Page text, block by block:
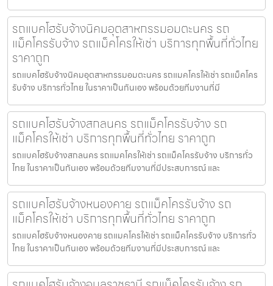
รถแบคโฮรับจ้างนิคมอุตสาหกรรมอมตะนคร รถ
แม็คโครรับจ้าง รถแม็คโครให้เช่า บริการทุกพื้นที่ทั่วไทย
ราคาถูก
รถแบคโฮรับจ้างนิคมอุตสาหกรรมอมตะนคร รถแมคโครให้เช่า รถแม็คโคร
รับจ้าง บริการทั่วไทย ในราคาเป็นกันเอง พร้อมด้วยทีมงานที่มี
รถแบคโฮรับจ้างสกลนคร รถแม็คโครรับจ้าง รถ
แม็คโครให้เช่า บริการทุกพื้นที่ทั่วไทย ราคาถูก
รถแบคโฮรับจ้างสกลนคร รถแมคโครให้เช่า รถแม็คโครรับจ้าง บริการทั่ว
ไทย ในราคาเป็นกันเอง พร้อมด้วยทีมงานที่มีประสบการณ์ และ
รถแบคโฮรับจ้างหนองคาย รถแม็คโครรับจ้าง รถ
แม็คโครให้เช่า บริการทุกพื้นที่ทั่วไทย ราคาถูก
รถแบคโฮรับจ้างหนองคาย รถแมคโครให้เช่า รถแม็คโครรับจ้าง บริการทั่ว
ไทย ในราคาเป็นกันเอง พร้อมด้วยทีมงานที่มีประสบการณ์ และ